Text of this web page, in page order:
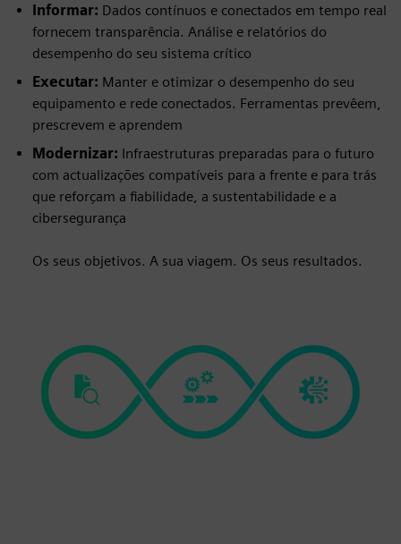
Informar: Dados contínuos e conectados em tempo real
fornecem transparência. Análise e relatórios do
desempenho do seu sistema crítico
Executar: Manter e otimizar o desempenho do seu
equipamento e rede conectados. Ferramentas prevêem,
prescrevem e aprendem
Modernizar: Infraestruturas preparadas para o futuro
com actualizações compatíveis para a frente e para trás
que reforçam a fiabilidade, a sustentabilidade e a
cibersegurança
Os seus objetivos. A sua viagem. Os seus resultados.